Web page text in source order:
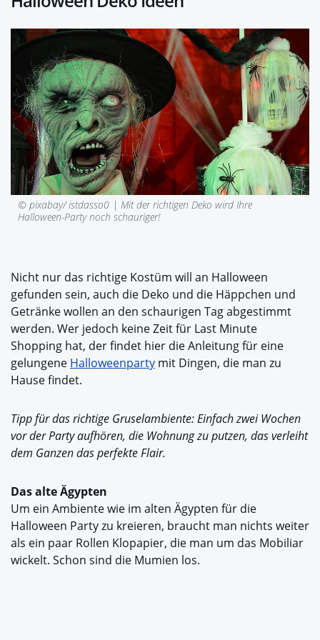
© pixabay/ istdasso0 | Mit der richtigen Deko wird Ihre
Halloween-Party noch schauriger!
Nicht nur das richtige Kostüm will an Halloween
gefunden sein, auch die Deko und die Häppchen und
Getränke wollen an den schaurigen Tag abgestimmt
werden. Wer jedoch keine Zeit für Last Minute
Shopping hat, der findet hier die Anleitung für eine
gelungene Halloweenparty mit Dingen, die man zu
Hause findet.
Tipp für das richtige Gruselambiente: Einfach zwei Wochen
vor der Party aufhören, die Wohnung zu putzen, das verleiht
dem Ganzen das perfekte Flair.
Das alte Ägypten
Um ein Ambiente wie im alten Ägypten für die
Halloween Party zu kreieren, braucht man nichts weiter
als ein paar Rollen Klopapier, die man um das Mobiliar
wickelt. Schon sind die Mumien los.